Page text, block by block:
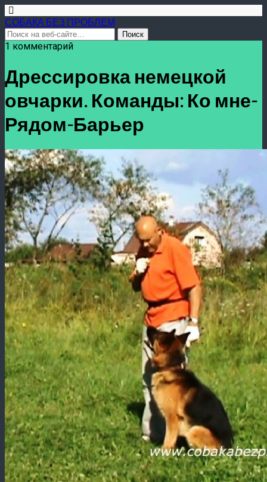
СОБАКА БЕЗ ПРОБЛЕМ
1 комментарий
Дрессировка немецкой
овчарки. Команды: Ко мне-
Рядом-Барьер